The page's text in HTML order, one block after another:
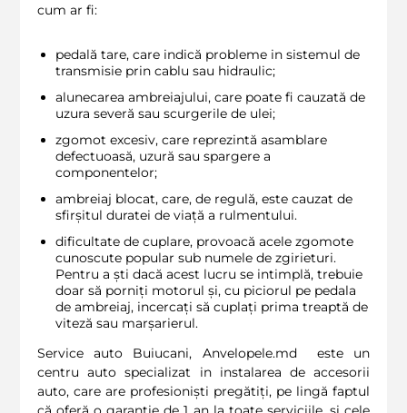
cum ar fi:
pedală tare, care indică probleme in sistemul de
transmisie prin cablu sau hidraulic;
alunecarea ambreiajului, care poate fi cauzată de
uzura severă sau scurgerile de ulei;
zgomot excesiv, care reprezintă asamblare
defectuoasă, uzură sau spargere a
componentelor;
ambreiaj blocat, care, de regulă, este cauzat de
sfirșitul duratei de viață a rulmentului.
dificultate de cuplare, provoacă acele zgomote
cunoscute popular sub numele de zgirieturi.
Pentru a ști dacă acest lucru se intimplă, trebuie
doar să porniți motorul și, cu piciorul pe pedala
de ambreiaj, incercați să cuplați prima treaptă de
viteză sau marșarierul.
Service auto Buiucani, Anvelopele.md este un
centru auto specializat in instalarea de accesorii
auto, care are profesioniști pregătiți, pe lingă faptul